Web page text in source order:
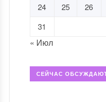
24
25 26
31
« Июл
СЕЙЧАС